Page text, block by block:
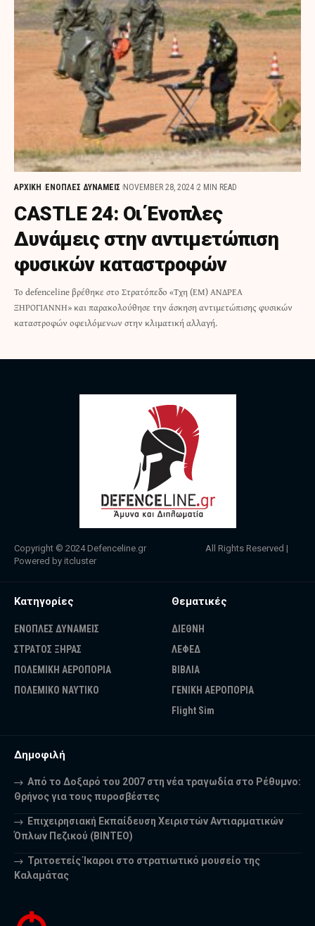
ΑΡΧΙΚΗ ΕΝΟΠΛΕΣ ΔΥΝΑΜΕΙΣ NOVEMBER 28, 2024 2 MIN READ
CASTLE 24: Οι Ένοπλες
Δυνάμεις στην αντιμετώπιση
φυσικών καταστροφών
Το defenceline βρέθηκε στο Στρατόπεδο «Τχη (ΕΜ) ΑΝΔΡΕΑ
ΞΗΡΟΓΙΑΝΝΗ» και παρακολούθησε την άσκηση αντιμετώπισης φυσικών
καταστροφών οφειλόμενων στην κλιματική αλλαγή.
Copyright © 2024 Defenceline.gr All Rights Reserved |
Powered by itcluster
Κατηγορίες
ΕΝΟΠΛΕΣ ΔΥΝΑΜΕΙΣ
ΣΤΡΑΤΟΣ ΞΗΡΑΣ
ΠΟΛΕΜΙΚΗ ΑΕΡΟΠΟΡΙΑ
ΠΟΛΕΜΙΚΟ ΝΑΥΤΙΚΟ
Θεματικές
ΔΙΕΘΝΗ
ΛΕΦΕΔ
ΒΙΒΛΙΑ
ΓΕΝΙΚΗ ΑΕΡΟΠΟΡΙΑ
Flight Sim
Δημοφιλή
Από το Δοξαρό του 2007 στη νέα τραγωδία στο Ρέθυμνο:
Θρήνος για τους πυροσβέστες
Επιχειρησιακή Εκπαίδευση Χειριστών Αντιαρματικών
Όπλων Πεζικού (ΒΙΝΤΕΟ)
Τριτοετείς Ίκαροι στο στρατιωτικό μουσείο της
Καλαμάτας